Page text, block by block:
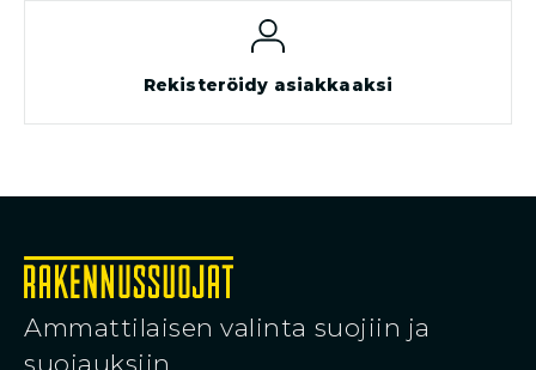
Rekisteröidy asiakkaaksi
Ammattilaisen valinta suojiin ja
suojauksiin